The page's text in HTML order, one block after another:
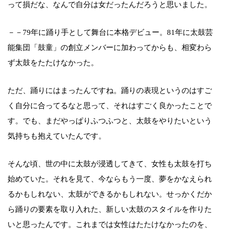
って損だな、なんで自分は女だったんだろうと思いました。
－－79年に踊り手として舞台に本格デビュー。81年に太鼓芸
能集団「鼓童」の創立メンバーに加わってからも、相変わら
ず太鼓をたたけなかった。
ただ、踊りにはまったんですね。踊りの表現というのはすご
く自分に合ってるなと思って、それはすごく良かったことで
す。でも、まだやっぱりふつふつと、太鼓をやりたいという
気持ちも抱えていたんです。
そんな頃、世の中に太鼓が浸透してきて、女性も太鼓を打ち
始めていた。それを見て、今ならもう一度、夢をかなえられ
るかもしれない、太鼓ができるかもしれない。せっかくだか
ら踊りの要素を取り入れた、新しい太鼓のスタイルを作りた
いと思ったんです。これまでは女性はたたけなかったのを、